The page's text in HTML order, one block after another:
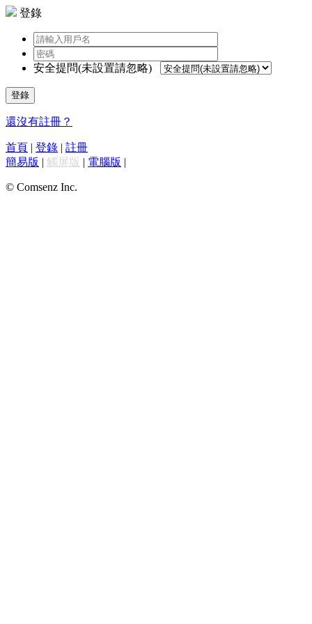
登錄
安全提問(未設置請忽略)
登錄
還沒有註冊？
首頁 | 登錄 | 註冊
簡易版 | 觸屏版 | 電腦版 |
© Comsenz Inc.